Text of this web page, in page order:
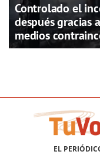
Controlado el
después gracias
medios
EL